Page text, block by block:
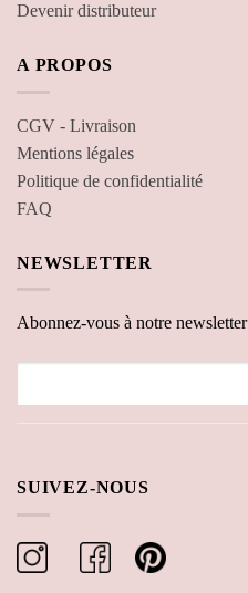
Devenir distributeur
A PROPOS
CGV - Livraison
Mentions légales
Politique de confidentialité
FAQ
NEWSLETTER
Abonnez-vous à notre newsletter
SUIVEZ-NOUS